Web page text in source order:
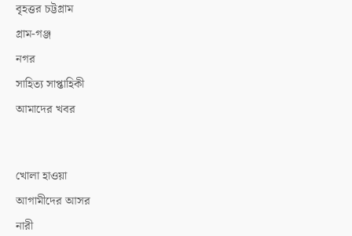
বৃহত্তর চট্টগ্রাম
গ্রাম-গঞ্জ
নগর
সাহিত্য সাপ্তাহিকী
আমাদের খবর
খোলা হাওয়া
আগামীদের আসর
নারী